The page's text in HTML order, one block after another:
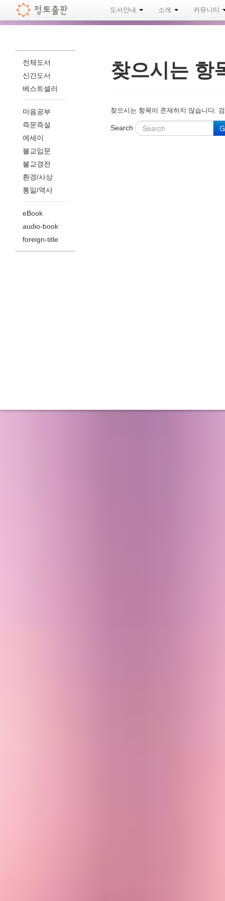
도서안내 소개 커뮤니티
찾으시는 항
찾으시는 항목이 존재하지 않습니다.
Search
전체도서
신간도서
베스트셀러
마음공부
즉문즉설
에세이
불교입문
불교경전
환경/사상
통일/역사
eBook
audio-book
foreign-title